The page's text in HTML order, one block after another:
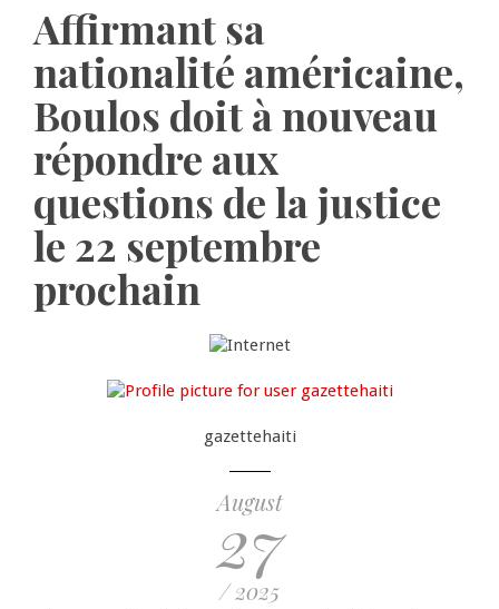
Affirmant sa
nationalité américaine,
Boulos doit à nouveau
répondre aux
questions de la justice
le 22 septembre
prochain
gazettehaiti
August
27
/ 2025